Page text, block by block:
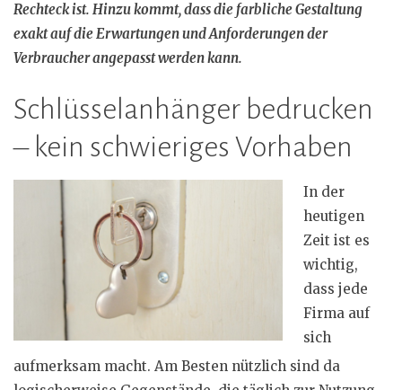
Rechteck ist. Hinzu kommt, dass die farbliche Gestaltung
exakt auf die Erwartungen und Anforderungen der
Verbraucher angepasst werden kann.
Schlüsselanhänger bedrucken
– kein schwieriges Vorhaben
In der
heutigen
Zeit ist es
wichtig,
dass jede
Firma auf
sich
aufmerksam macht. Am Besten nützlich sind da